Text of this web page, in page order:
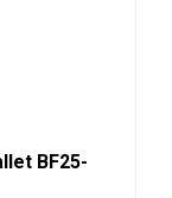
BF25-